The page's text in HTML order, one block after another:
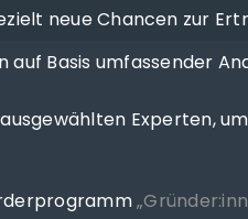
neue Chancen zur
auf Basis umfassender
Experten,